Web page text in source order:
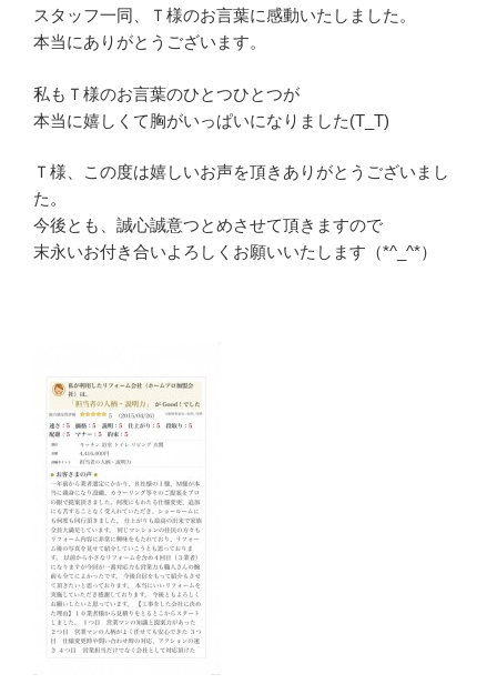
スタッフ一同、Ｔ様のお言葉に感動いたしました。
本当にありがとうございます。
私もＴ様のお言葉のひとつひとつが
本当に嬉しくて胸がいっぱいになりました(T_T)
Ｔ様、この度は嬉しいお声を頂きありがとうございまし
た。
今後とも、誠心誠意つとめさせて頂きますので
末永いお付き合いよろしくお願いいたします（*^_^*）